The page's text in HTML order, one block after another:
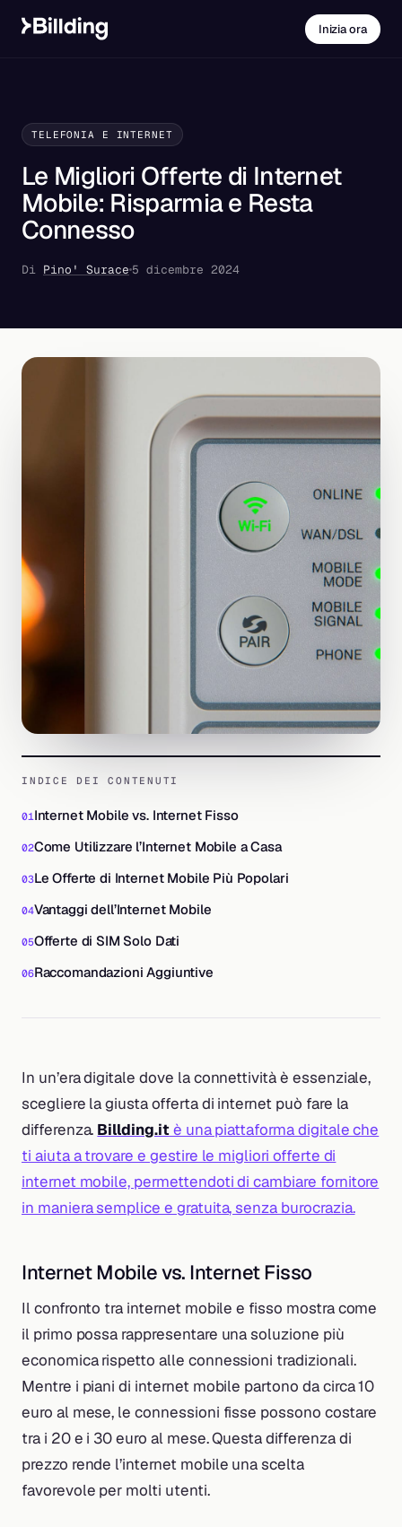
Inizia ora
TELEFONIA E INTERNET
Le Migliori Offerte di Internet
Mobile: Risparmia e Resta
Connesso
Di Pino' Surace 5 dicembre 2024
INDICE DEI CONTENUTI
Internet Mobile vs. Internet Fisso
Come Utilizzare l’Internet Mobile a Casa
Le Offerte di Internet Mobile Più Popolari
Vantaggi dell’Internet Mobile
Offerte di SIM Solo Dati
Raccomandazioni Aggiuntive
In un’era digitale dove la connettività è essenziale,
scegliere la giusta offerta di internet può fare la
differenza. Billding.itè una piattaforma digitale che
ti aiuta a trovare e gestire le migliori offerte di
internet mobile, permettendoti di cambiare fornitore
in maniera semplice e gratuita, senza burocrazia.
Internet Mobile vs. Internet Fisso
Il confronto tra internet mobile e fisso mostra come
il primo possa rappresentare una soluzione più
economica rispetto alle connessioni tradizionali.
Mentre i piani di internet mobile partono da circa 10
euro al mese, le connessioni fisse possono costare
tra i 20 e i 30 euro al mese. Questa differenza di
prezzo rende l’internet mobile una scelta
favorevole per molti utenti.